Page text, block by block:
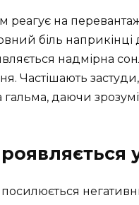
реагує на
біль
надмірна
Частішають
гальма, даючи